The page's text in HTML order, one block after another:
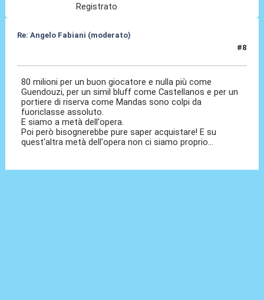
Registrato
Re: Angelo Fabiani (moderato)
#8
80 milioni per un buon giocatore e nulla più come
Guendouzi, per un simil bluff come Castellanos e per un
portiere di riserva come Mandas sono colpi da
fuoriclasse assoluto.
E siamo a metà dell'opera.
Poi però bisognerebbe pure saper acquistare! E su
quest'altra metà dell'opera non ci siamo proprio...